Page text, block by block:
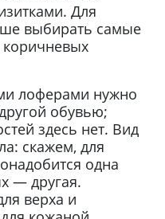
Для
выбирать самые
лоферами нужно
обувью;
здесь нет. Вид
скажем, для
одна
— другая.
верха и